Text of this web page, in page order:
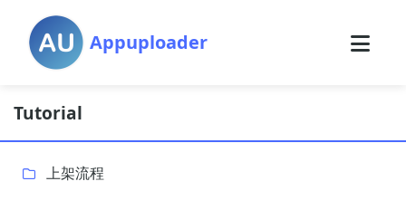
Appuploader
Tutorial
上架流程